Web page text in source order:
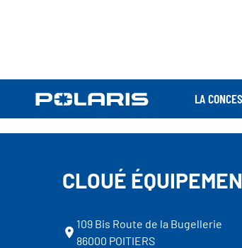
LA
CLOUÉ
109 Bis Route de la Bugellerie
86000 POITIERS